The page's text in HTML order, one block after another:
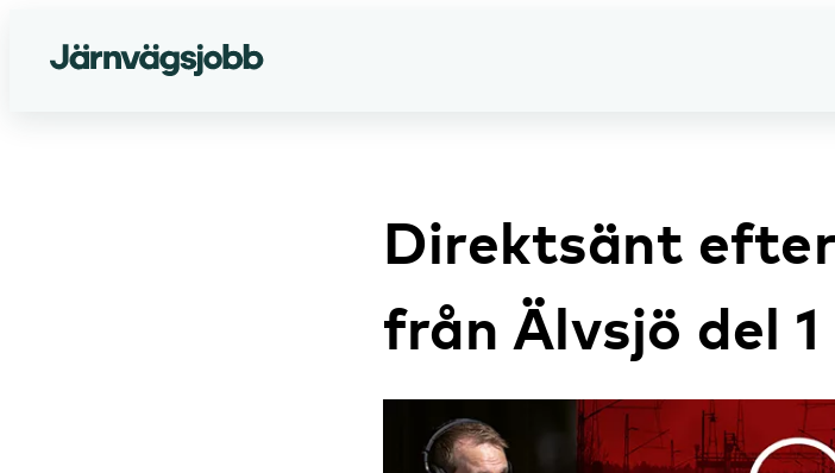
Direktsänt
från Älvsjö del 1